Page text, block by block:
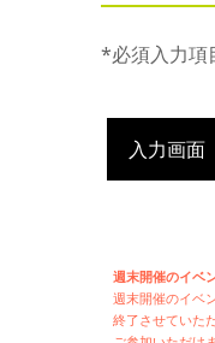
*必須入力項
入力画面
週末開催のイベ
週末開催のイベ
終了させていた